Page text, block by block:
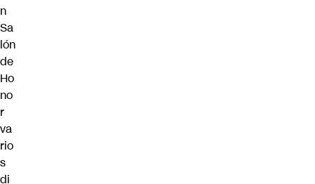
n
Sa
lón
de
Ho
no
r
va
rio
s
di